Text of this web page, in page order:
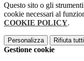
Questo sito o gli
cookie necessari al
COOKIE POLICY.
Personalizza Rifiuta tutti
Gestione cookie